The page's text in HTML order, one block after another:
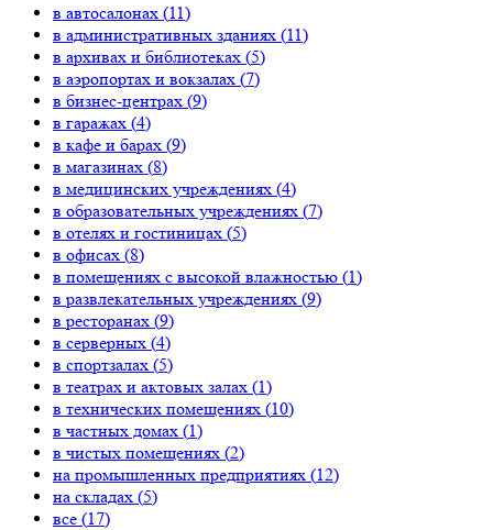
в автосалонах (11)
в административных зданиях (11)
в архивах и библиотеках (5)
в аэропортах и вокзалах (7)
в бизнес-центрах (9)
в гаражах (4)
в кафе и барах (9)
в магазинах (8)
в медицинских учреждениях (4)
в образовательных учреждениях (7)
в отелях и гостиницах (5)
в офисах (8)
в помещениях с высокой влажностью (1)
в развлекательных учреждениях (9)
в ресторанах (9)
в серверных (4)
в спортзалах (5)
в театрах и актовых залах (1)
в технических помещениях (10)
в частных домах (1)
в чистых помещениях (2)
на промышленных предприятиях (12)
на складах (5)
все (17)